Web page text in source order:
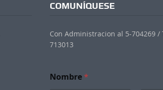
COMUNÍQUESE
Con Administracion al 5-704269 /
713013
Nombre*